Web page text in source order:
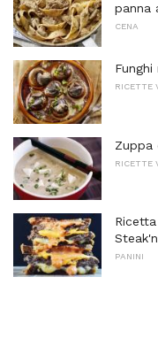
panna
CENA
RICETTE
Zuppa
RICETTE
PANINI